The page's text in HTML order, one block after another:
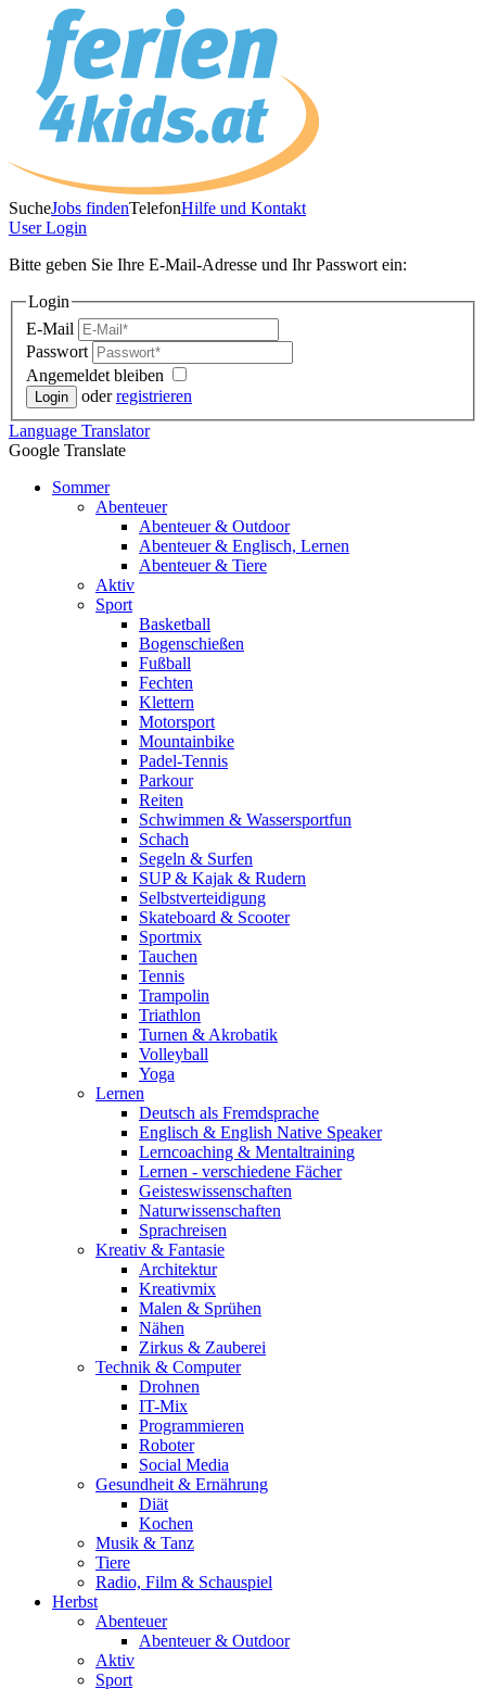
SucheJobs findenTelefonHilfe und Kontakt
UserLogin
Bitte geben Sie Ihre E-Mail-Adresse und Ihr Passwort ein:
Login
E-Mail
Passwort
Angemeldet bleiben
oderregistrieren
Language Translator
Google Translate
Sommer
Abenteuer
Abenteuer & Outdoor
Abenteuer & Englisch, Lernen
Abenteuer & Tiere
Aktiv
Sport
Basketball
Bogenschießen
Fußball
Fechten
Klettern
Motorsport
Mountainbike
Padel-Tennis
Parkour
Reiten
Schwimmen & Wassersportfun
Schach
Segeln & Surfen
SUP & Kajak & Rudern
Selbstverteidigung
Skateboard & Scooter
Sportmix
Tauchen
Tennis
Trampolin
Triathlon
Turnen & Akrobatik
Volleyball
Yoga
Lernen
Deutsch als Fremdsprache
Englisch & English Native Speaker
Lerncoaching & Mentaltraining
Lernen - verschiedene Fächer
Geisteswissenschaften
Naturwissenschaften
Sprachreisen
Kreativ & Fantasie
Architektur
Kreativmix
Malen & Sprühen
Nähen
Zirkus & Zauberei
Technik & Computer
Drohnen
IT-Mix
Programmieren
Roboter
Social Media
Gesundheit & Ernährung
Diät
Kochen
Musik & Tanz
Tiere
Radio, Film & Schauspiel
Herbst
Abenteuer
Abenteuer & Outdoor
Aktiv
Sport